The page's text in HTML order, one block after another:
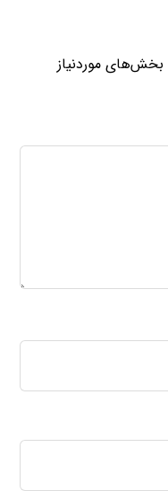
بخش‌های موردنیاز